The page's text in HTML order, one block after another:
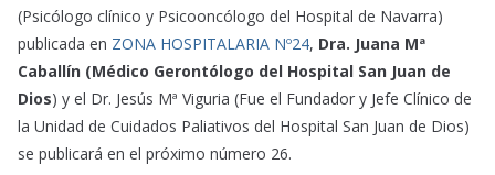
(Psicólogo clínico y Psicooncólogo del Hospital de Navarra)
publicada en ZONA HOSPITALARIA Nº24, Dra. Juana Mª
Caballín (Médico Gerontólogo del Hospital San Juan de
Dios) y el Dr. Jesús Mª Viguria (Fue el Fundador y Jefe Clínico de
la Unidad de Cuidados Paliativos del Hospital San Juan de Dios)
se publicará en el próximo número 26.